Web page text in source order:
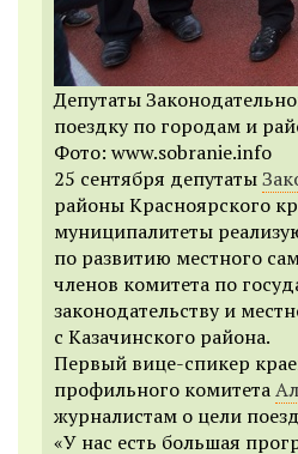
Депутаты
поездку по городам и
Фото: www.sobranie.info
25 сентября депутаты
районы Красноярского
муниципалитеты
по развитию местного
членов комитета по
законодательству и
с Казачинского района.
Первый вице-спикер
профильного комитета
журналистам о цели
«У нас есть большая